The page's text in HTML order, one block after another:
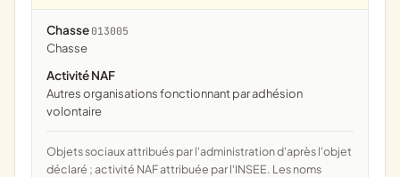
Chasse 013005
chasse
Activité NAF
Autres organisations fonctionnant par adhésion
volontaire
Objets sociaux attribués par l'administration d'après l'objet
déclaré ; activité NAF attribuée par l'INSEE. Les noms